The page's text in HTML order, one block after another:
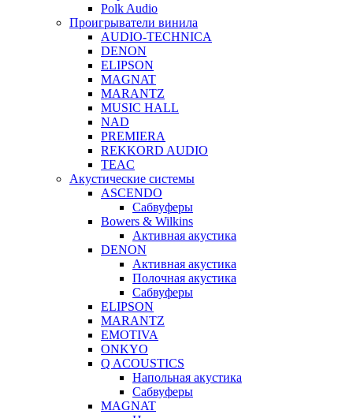
Polk Audio
Проигрыватели винила
AUDIO-TECHNICA
DENON
ELIPSON
MAGNAT
MARANTZ
MUSIC HALL
NAD
PREMIERA
REKKORD AUDIO
TEAC
Акустические системы
ASCENDO
Сабвуферы
Bowers & Wilkins
Активная акустика
DENON
Активная акустика
Полочная акустика
Сабвуферы
ELIPSON
MARANTZ
EMOTIVA
ONKYO
Q ACOUSTICS
Напольная акустика
Сабвуферы
MAGNAT